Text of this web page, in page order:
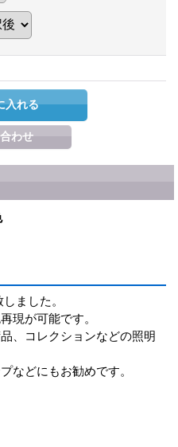
ました。
現が可能です。
、コレクションなどの照明
などにもお勧めです。